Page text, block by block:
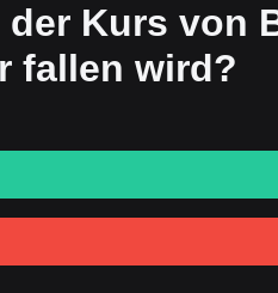
Kurs von
fallen wird?